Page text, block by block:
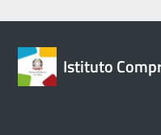
Istituto